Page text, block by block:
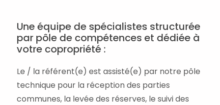
Une équipe de spécialistes structurée
par pôle de compétences et dédiée à
votre copropriété :
Le / la référent(e) est assisté(e) par notre pôle
technique pour la réception des parties
communes, la levée des réserves, le suivi des